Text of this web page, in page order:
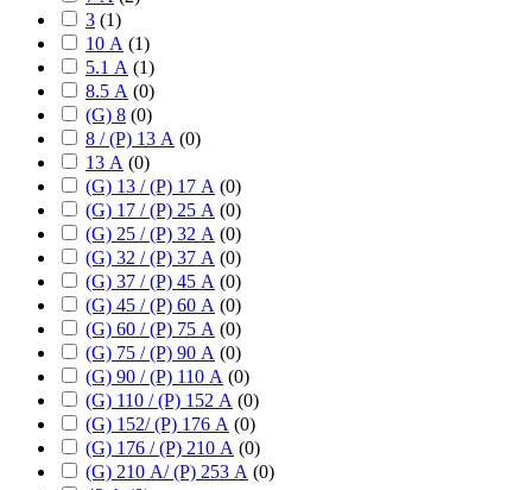
3 (1)
10 А (1)
5.1 А (1)
8.5 А (0)
(G) 8 (0)
8 / (P) 13 А (0)
13 А (0)
(G) 13 / (P) 17 А (0)
(G) 17 / (P) 25 А (0)
(G) 25 / (P) 32 А (0)
(G) 32 / (P) 37 А (0)
(G) 37 / (P) 45 А (0)
(G) 45 / (P) 60 А (0)
(G) 60 / (P) 75 А (0)
(G) 75 / (P) 90 А (0)
(G) 90 / (P) 110 А (0)
(G) 110 / (P) 152 А (0)
(G) 152/ (P) 176 А (0)
(G) 176 / (P) 210 А (0)
(G) 210 А/ (P) 253 А (0)